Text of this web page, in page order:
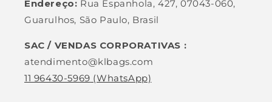
Endereço: Rua Espanhola, 427, 07043-060,
Guarulhos, São Paulo, Brasil
SAC / VENDAS CORPORATIVAS :
atendimento@klbags.com
11 96430-5969 (WhatsApp)